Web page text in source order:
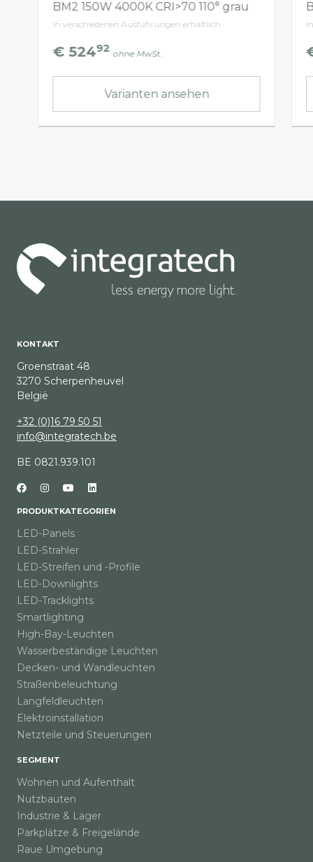
BM2 150W 4000K CRI>70 110° grau
In verschiedenen Ausführungen erhältlich
€ 52492 ohne MwSt.
Varianten ansehen
KONTAKT
Groenstraat 48
3270 Scherpenheuvel
België
+32 (0)16 79 50 51
info@integratech.be
BE 0821.939.101
PRODUKTKATEGORIEN
LED-Panels
LED-Strahler
LED-Streifen und -Profile
LED-Downlights
LED-Tracklights
Smartlighting
High-Bay-Leuchten
Wasserbeständige Leuchten
Decken- und Wandleuchten
Straßenbeleuchtung
Langfeldleuchten
Elektroinstallation
Netzteile und Steuerungen
SEGMENT
Wohnen und Aufenthalt
Nutzbauten
Industrie & Lager
Parkplätze & Freigelände
Raue Umgebung